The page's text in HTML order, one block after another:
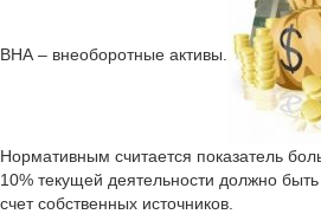
ВНА – внеоборотные активы.
Нормативным считается показатель
10% текущей деятельности должно
счет собственных источников.